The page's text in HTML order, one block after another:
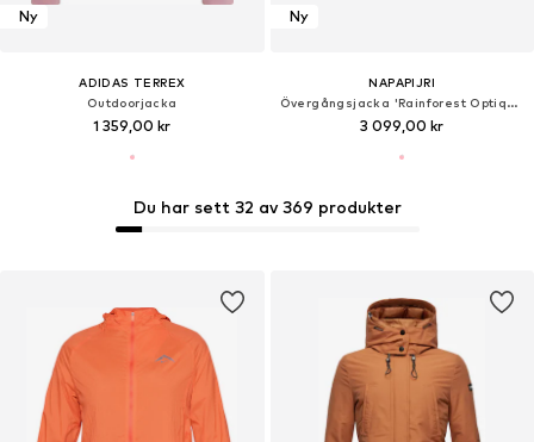
Ny
ADIDAS TERREX
Outdoorjacka
1 359,00 kr
Ny
NAPAPIJRI
Övergångsjacka 'Rainforest Optique'
3 099,00 kr
Du har sett 32 av 369 produkter